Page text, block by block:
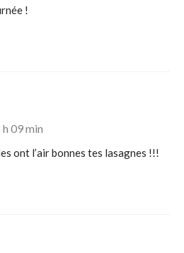
!
09 min
ont l’air bonnes tes lasagnes !!!